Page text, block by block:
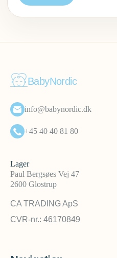
BabyNordic
info@babynordic.dk
+45 40 40 81 80
Lager
Paul Bergsøes Vej 47
2600 Glostrup
CA TRADING ApS
CVR-nr.: 46170849